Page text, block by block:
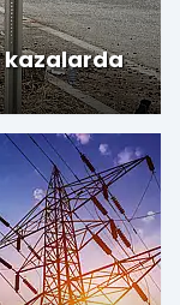
kazalarda